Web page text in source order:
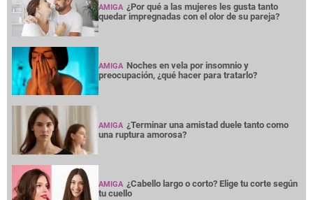
AMIGA ¿Por qué a las mujeres les gusta tanto
quedar impregnadas con el olor de su pareja?
AMIGA Noches en vela por insomnio y
preocupación, ¿qué hacer para tratarlo?
AMIGA ¿Terminar una amistad duele tanto como
una ruptura amorosa?
AMIGA ¿Cabello largo o corto? Elige tu corte según
tu cuello